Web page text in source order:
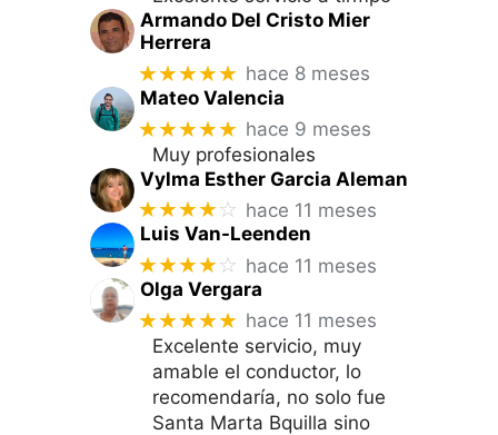
Armando Del Cristo Mier
Herrera
★★★★★ hace 8 meses
Mateo Valencia
★★★★★ hace 9 meses
Muy profesionales
Vylma Esther Garcia Aleman
★★★★☆ hace 11 meses
Luis Van-Leenden
★★★★☆ hace 11 meses
Olga Vergara
★★★★★ hace 11 meses
Excelente servicio, muy
amable el conductor, lo
recomendaría, no solo fue
Santa Marta Bquilla sino